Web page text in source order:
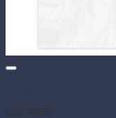
Kód: 68638